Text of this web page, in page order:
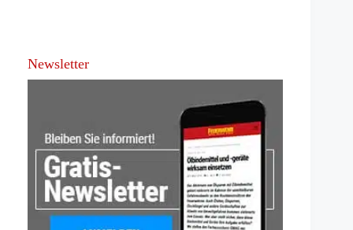
Newsletter